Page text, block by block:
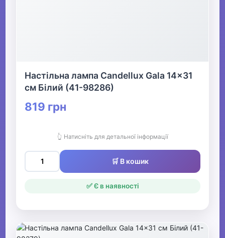
Настільна лампа Candellux Gala 14x31
см Білий (41-98286)
819 грн
👆 Натисніть для детальної інформації
🛒 В кошик
✅ Є в наявності